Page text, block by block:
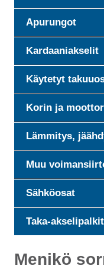
Apurungot
Kardaaniakselit
Käytetyt
Korin ja
Lämmitys,
Muu
Sähköosat
Taka-akselipalkit
Menikö